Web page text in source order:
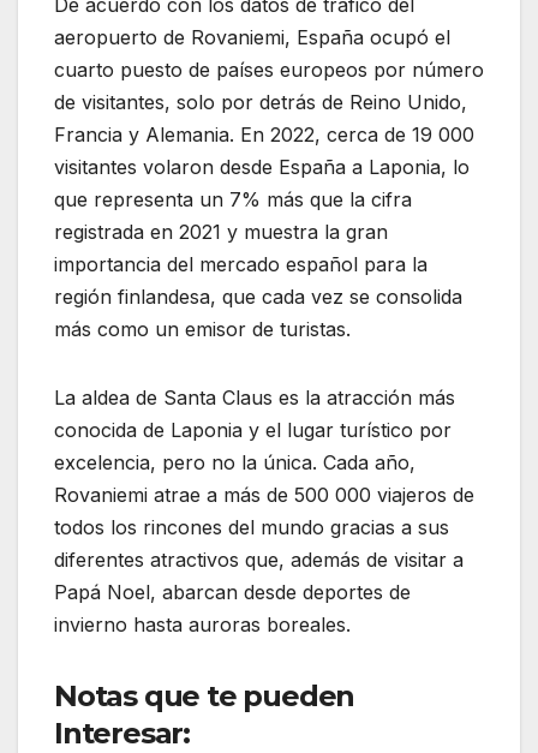
De acuerdo con los datos de tráfico del
aeropuerto de Rovaniemi, España ocupó el
cuarto puesto de países europeos por número
de visitantes, solo por detrás de Reino Unido,
Francia y Alemania. En 2022, cerca de 19 000
visitantes volaron desde España a Laponia, lo
que representa un 7% más que la cifra
registrada en 2021 y muestra la gran
importancia del mercado español para la
región finlandesa, que cada vez se consolida
más como un emisor de turistas.
La aldea de Santa Claus es la atracción más
conocida de Laponia y el lugar turístico por
excelencia, pero no la única. Cada año,
Rovaniemi atrae a más de 500 000 viajeros de
todos los rincones del mundo gracias a sus
diferentes atractivos que, además de visitar a
Papá Noel, abarcan desde deportes de
invierno hasta auroras boreales.
Notas que te pueden
Interesar: